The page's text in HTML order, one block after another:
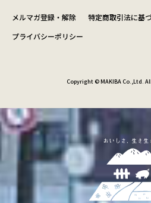
メルマガ登録・解除
特定商取引法に基
プライバシーポリシー
Copyright © MAKIBA Co.,Ltd.